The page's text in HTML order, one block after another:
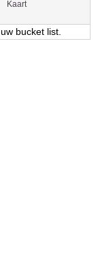
Kaart
bucket list.